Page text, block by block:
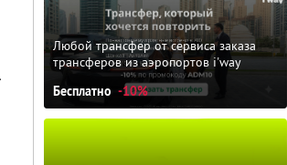
Любой трансфер от сервиса заказа
трансферов из аэропортов i'way
Бесплатно -10%